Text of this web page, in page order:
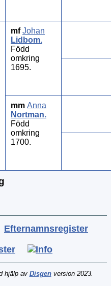
mfJohan
Lidbom.
Född
omkring
1695.
mm Anna
Nortman.
Född
omkring
1700.
Efternamnsregister
hjälp av Disgenversion 2023.